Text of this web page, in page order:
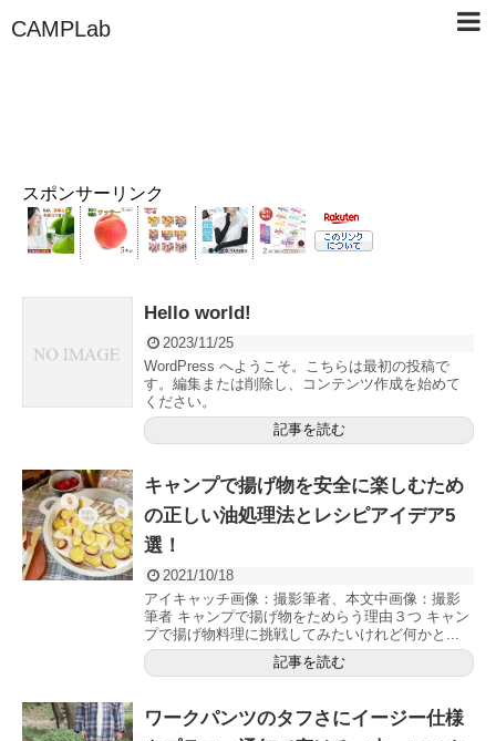
CAMPLab
スポンサーリンク
Hello world!
2023/11/25
WordPress へようこそ。こちらは最初の投稿で
す。編集または削除し、コンテンツ作成を始めて
ください。
記事を読む
キャンプで揚げ物を安全に楽しむため
の正しい油処理法とレシピアイデア5
選！
2021/10/18
アイキャッチ画像：撮影筆者、本文中画像：撮影
筆者 キャンプで揚げ物をためらう理由３つ キャン
プで揚げ物料理に挑戦してみたいけれど何かと...
記事を読む
ワークパンツのタフさにイージー仕様